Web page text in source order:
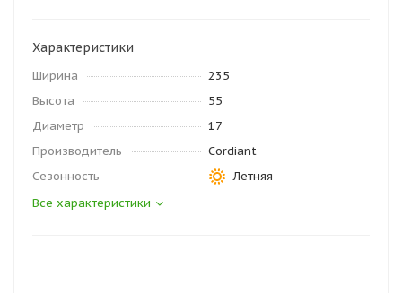
Характеристики
Ширина
235
Высота
55
Диаметр
17
Производитель
Cordiant
Сезонность
Летняя
Все характеристики